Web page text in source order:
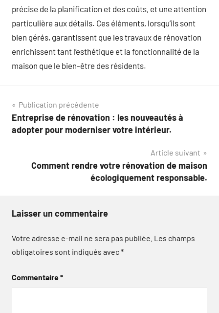
précise de la planification et des coûts, et une attention
particulière aux détails. Ces éléments, lorsqu’ils sont
bien gérés, garantissent que les travaux de rénovation
enrichissent tant l’esthétique et la fonctionnalité de la
maison que le bien-être des résidents.
Navigation
de
Publication précédente
Entreprise de rénovation : les nouveautés à
adopter pour moderniser votre intérieur.
Article suivant
Comment rendre votre rénovation de maison
écologiquement responsable.
Laisser un commentaire
Votre adresse e-mail ne sera pas publiée. Les champs
obligatoires sont indiqués avec*
Commentaire*